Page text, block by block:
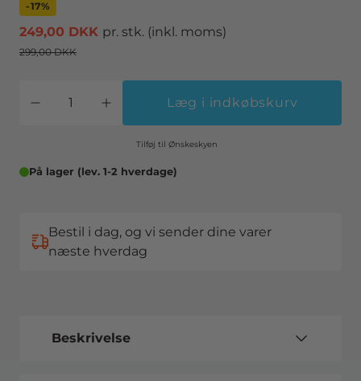
-17%
249,00 DKK pr. stk. (inkl. moms)
299,00 DKK
Læg i indkøbskurv
Tilføj til Ønskeskyen
På lager (lev. 1-2 hverdage)
Bestil i dag, og vi sender dine varer
næste hverdag
Beskrivelse